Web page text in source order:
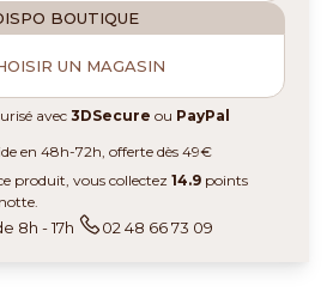
BOUTIQUE
UN MAGASIN
avec3DSecure ou PayPal
en 48h-72h, offerte dès 49€
produit, vous collectez14.9 points
8h - 17h 02 48 66 73 09